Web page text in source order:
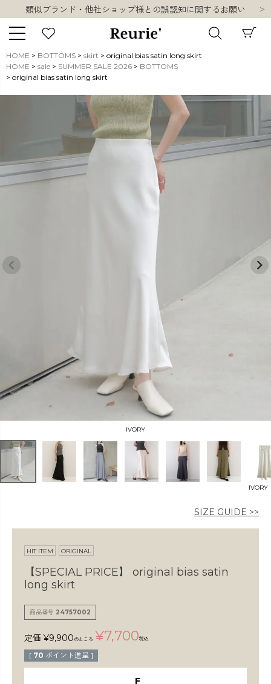
類似ブランド・他社ショップ様との誤認知に関するお願い
熊本県熊本地方を震源とする地震の影響について
お盆期間中の営業・配送に関して
類似ブランド・他社ショップ様との誤認知に関するお願い
10,000円以上ご購入で送料無料
キーワード
新着
〜
在庫なし商品
HOME BOTTOMS skirt
original bias satin long skirt
HOME
sale SUMMER SALE 2026
BOTTOMS
original bias satin long skirt
IVORY
IVORY
SIZE GUIDE >>
HIT ITEM ORIGINAL
【SPECIAL PRICE】
original bias satin
long skirt
商品番号 24757002
定価 ¥9,900 のところ ¥7,700税込
[ 70 ポイント進呈 ]
F